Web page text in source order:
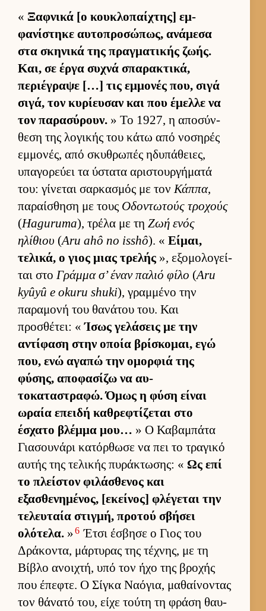
« Ξαφ­νικά [ο κου­κλοπαί­χτης] εμ­
φανίστηκε αυ­τοπροσώπως, ανάμεσα
στα σκηνικά της πραγ­ματικής ζωής.
Και, σε έργα συχνά σπαρακτικά,
περιέγραψε […] τις εμ­μονές που, σιγά
σιγά, τον κυρίευ­σαν και που έμελλε να
τον παρασύρουν. » Το 1927, η αποσύν­
θεση της λογικής του κάτω από νοσηρές
εμ­μονές, από σκυθρωπές ηδυπάθειες,
υπαγορεύει τα ύστατα αριστουρ­γήματά
του: γίνεται σαρ­κασμός με τονΚάππα,
παραί­σθηση με τους Οδοντωτούς τροχούς
(Haguruma), τρέλα με τη Ζωή ενός
ηλίθιου (Aru ahô no isshô). « Εί­μαι,
τελικά, ο γιος μιας τρελής », εξομολογεί­
ται στο Γράμμα σ’ έναν παλιό φίλο (Aru
kyûyû e okuru shuki), γραμ­μένο την
παραμονή του θανάτου του. Και
προσθέτει: «Ίσως γελάσεις με την
αντίφαση στην οποία βρίσκομαι, εγώ
που, ενώ αγαπώ την ομορ­φιά της
φύσης, αποφασίζω να αυ­
τοκαταστραφώ. Όμως η φύση εί­ναι
ωραία επειδή καθρεφτίζεται στο
έσχατο βλέμμα μου… » Ο Καβαμπάτα
Για­σου­νάρι κατόρ­θωσε να πει το τραγικό
αυ­τής της τελικής πυράκτωσης: « Ως επί
το πλεί­στον φιλάσθενος και
εξασθενημένος, [εκεί­νος] φλέγεται την
τελευ­ταία στιγ­μή, προτού σβήσει
ολότελα. »6 Έτσι έσβησε ο Γιος του
Δράκοντα, μάρ­τυρας της τέχνης, με τη
Βίβλο ανοι­χτή, υπό τον ήχο της βροχής
που έπεφτε. Ο Σίγκα Ναόγια, μαθαί­νοντας
τον θάνατό του, είχε τούτη τη φράση θαυ­